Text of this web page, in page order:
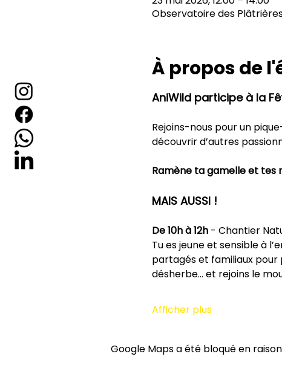
Observatoire des
À propos de
AniWild participe à la
Rejoins-nous pour un
découvrir d’autres
Ramène ta gamelle et tes
MAIS AUSSI !
De 10h à 12h - Chantier
Tu es jeune et sensible à
partagés et familiaux pour
désherbe… et rejoins le
Afficher plus
Google Maps a été bloqué en